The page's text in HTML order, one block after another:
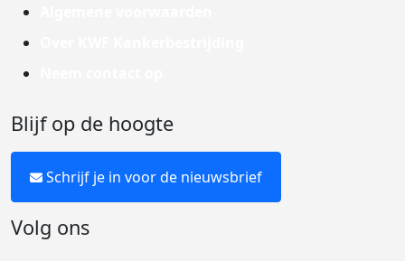
Blijf op de hoogte
Schrijf je in voor de nieuwsbrief
Volg ons